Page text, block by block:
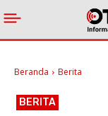
Beranda Berita
BERITA